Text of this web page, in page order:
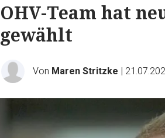
OHV-Team hat
gewählt
Von Maren Stritzke |